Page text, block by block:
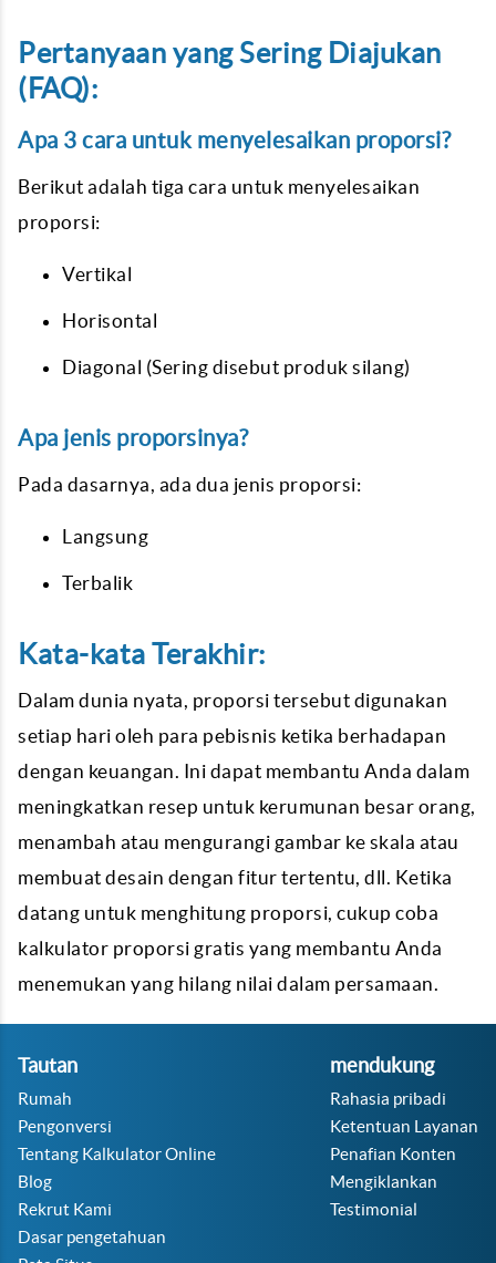
Pertanyaan yang Sering Diajukan
(FAQ):
Apa 3 cara untuk menyelesaikan proporsi?
Berikut adalah tiga cara untuk menyelesaikan
proporsi:
Vertikal
Horisontal
Diagonal (Sering disebut produk silang)
Apa jenis proporsinya?
Pada dasarnya, ada dua jenis proporsi:
Langsung
Terbalik
Kata-kata Terakhir:
Dalam dunia nyata, proporsi tersebut digunakan
setiap hari oleh para pebisnis ketika berhadapan
dengan keuangan. Ini dapat membantu Anda dalam
meningkatkan resep untuk kerumunan besar orang,
menambah atau mengurangi gambar ke skala atau
membuat desain dengan fitur tertentu, dll. Ketika
datang untuk menghitung proporsi, cukup coba
kalkulator proporsi gratis yang membantu Anda
menemukan yang hilang nilai dalam persamaan.
Tautan
Rumah
Pengonversi
Tentang Kalkulator Online
Blog
Rekrut Kami
Dasar pengetahuan
mendukung
Rahasia pribadi
Ketentuan Layanan
Penafian Konten
Mengiklankan
Testimonial